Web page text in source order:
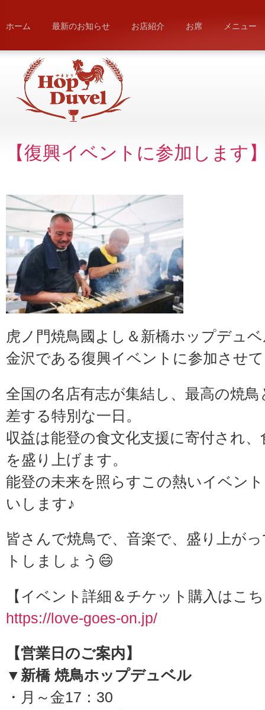
ホーム 最新のお知らせ お店紹介 お席 メニュー
【復興イベントに参加します
虎ノ門焼鳥國よし＆新橋ホップデュ
金沢である復興イベントに参加させ
全国の名店有志が集結し、最高の焼
差する特別な一日。
収益は能登の食文化支援に寄付され
を盛り上げます。
能登の未来を照らすこの熱いイベン
いします♪
皆さんで焼鳥で、音楽で、盛り上が
トしましょう😄
【イベント詳細＆チケット購入はこ
https://love-goes-on.jp/
【営業日のご案内】
▼新橋 焼鳥ホップデュベル
・月～金17：30